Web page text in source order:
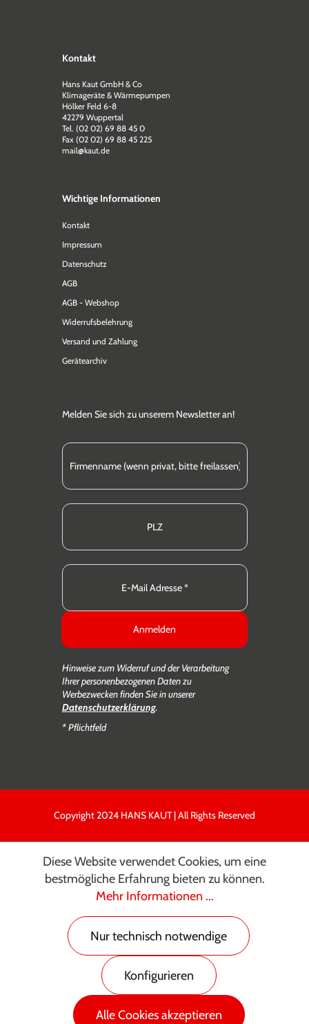
Kontakt
Hans Kaut GmbH & Co
Klimageräte & Wärmepumpen
Hölker Feld 6-8
42279 Wuppertal
Tel. (02 02) 69 88 45 0
Fax (02 02) 69 88 45 225
mail@kaut.de
Wichtige Informationen
Kontakt
Impressum
Datenschutz
AGB
AGB - Webshop
Widerrufsbelehrung
Versand und Zahlung
Gerätearchiv
Melden Sie sich zu unserem Newsletter an!
Anmelden
Hinweise zum Widerruf und der Verarbeitung
Ihrer personenbezogenen Daten zu
Werbezwecken finden Sie in unserer
Datenschutzerklärung.
* Pflichtfeld
Copyright 2024 HANS KAUT | All Rights Reserved
Diese Website verwendet Cookies, um eine
bestmögliche Erfahrung bieten zu können.
Mehr Informationen ...
Nur technisch notwendige
Konfigurieren
Alle Cookies akzeptieren